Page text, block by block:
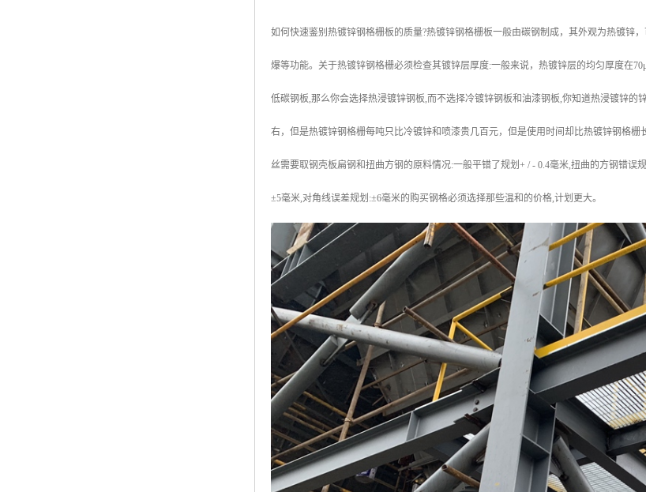
如何快速鉴别热镀锌钢格栅板的质量?热镀锌钢格栅板一般由碳钢制成，其外观为热镀锌
爆等功能。关于热镀锌钢格栅必须检查其镀锌层厚度:一般来说，热镀锌层的均匀厚度在
低碳钢板,那么你会选择热浸镀锌钢板,而不选择冷镀锌钢板和油漆钢板,你知道热浸镀锌
右，但是热镀锌钢格栅每吨只比冷镀锌和喷漆贵几百元，但是使用时间却比热镀锌钢格
丝需要取钢壳板扁钢和扭曲方钢的原料情况:一般平错了规划+ / - 0.4毫米,扭曲的方钢错
±5毫米,对角线误差规划:±6毫米的购买钢格必须选择那些温和的价格,计划更大。